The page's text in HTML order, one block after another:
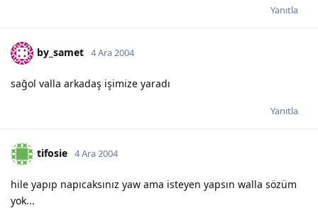
Yanıtla
by_samet 4 Ara 2004
sağol valla arkadaş işimize yaradı
Yanıtla
tifosie 4 Ara 2004
hile yapıp napıcaksınız yaw ama isteyen yapsın walla sözüm
yok...